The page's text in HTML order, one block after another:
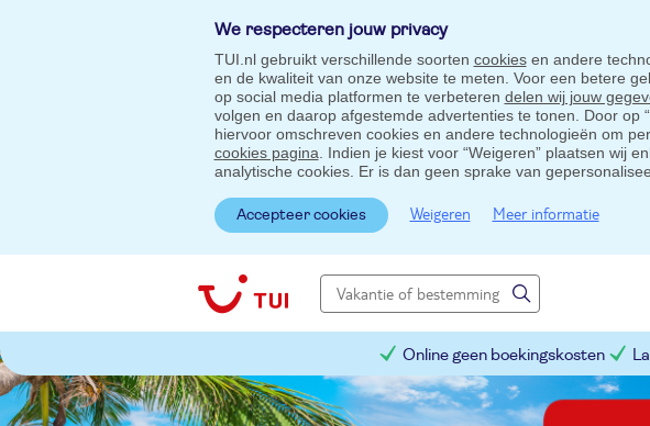
We respecteren jouw privacy
TUI.nl gebruikt verschillende soorten cookiesen andere
en de kwaliteit van onze website te meten. Voor een betere
op social media platformen te verbeteren delen wij jouw
volgen en daarop afgestemde advertenties te tonen. Door op
hiervoor omschreven cookies en andere technologieën om
cookies pagina . Indien je kiest voor “Weigeren” plaatsen wij
analytische cookies. Er is dan geen sprake van
Accepteer cookies Weigeren Meer informatie
Online geen boekingskosten